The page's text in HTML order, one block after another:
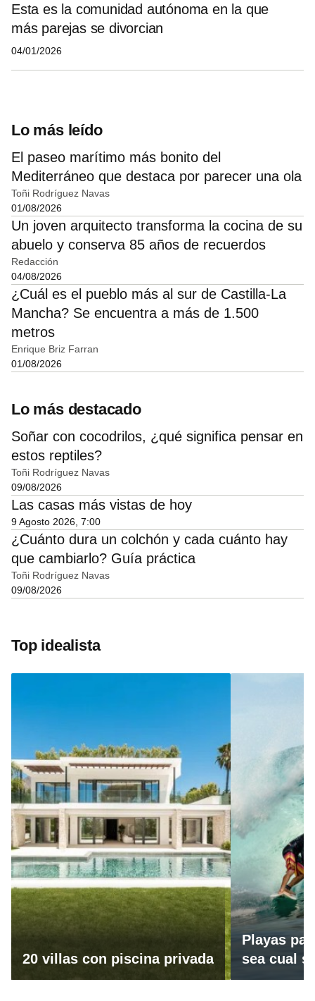
Esta es la comunidad autónoma en la que
más parejas se divorcian
04/01/2026
Lo más leído
El paseo marítimo más bonito del
Mediterráneo que destaca por parecer una ola
Toñi Rodríguez Navas
01/08/2026
Un joven arquitecto transforma la cocina de su
abuelo y conserva 85 años de recuerdos
Redacción
04/08/2026
¿Cuál es el pueblo más al sur de Castilla-La
Mancha? Se encuentra a más de 1.500
metros
Enrique Briz Farran
01/08/2026
Lo más destacado
Soñar con cocodrilos, ¿qué significa pensar en
estos reptiles?
Toñi Rodríguez Navas
09/08/2026
Las casas más vistas de hoy
9 Agosto 2026, 7:00
¿Cuánto dura un colchón y cada cuánto hay
que cambiarlo? Guía práctica
Toñi Rodríguez Navas
09/08/2026
Top idealista
20 villas con piscina privada
Playas
sea cual